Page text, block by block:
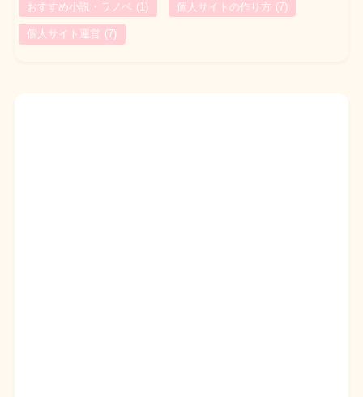
おすすめ小説・ラノベ (1) 個人サイトの作り方 (7)
個人サイト運営 (7)